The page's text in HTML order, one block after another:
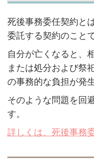
死後事務委任契約と
委託する契約のことで
自分が亡くなると、
または処分および祭
の事務的な負担が発
そのような問題を回
す。
詳しくは、死後事務